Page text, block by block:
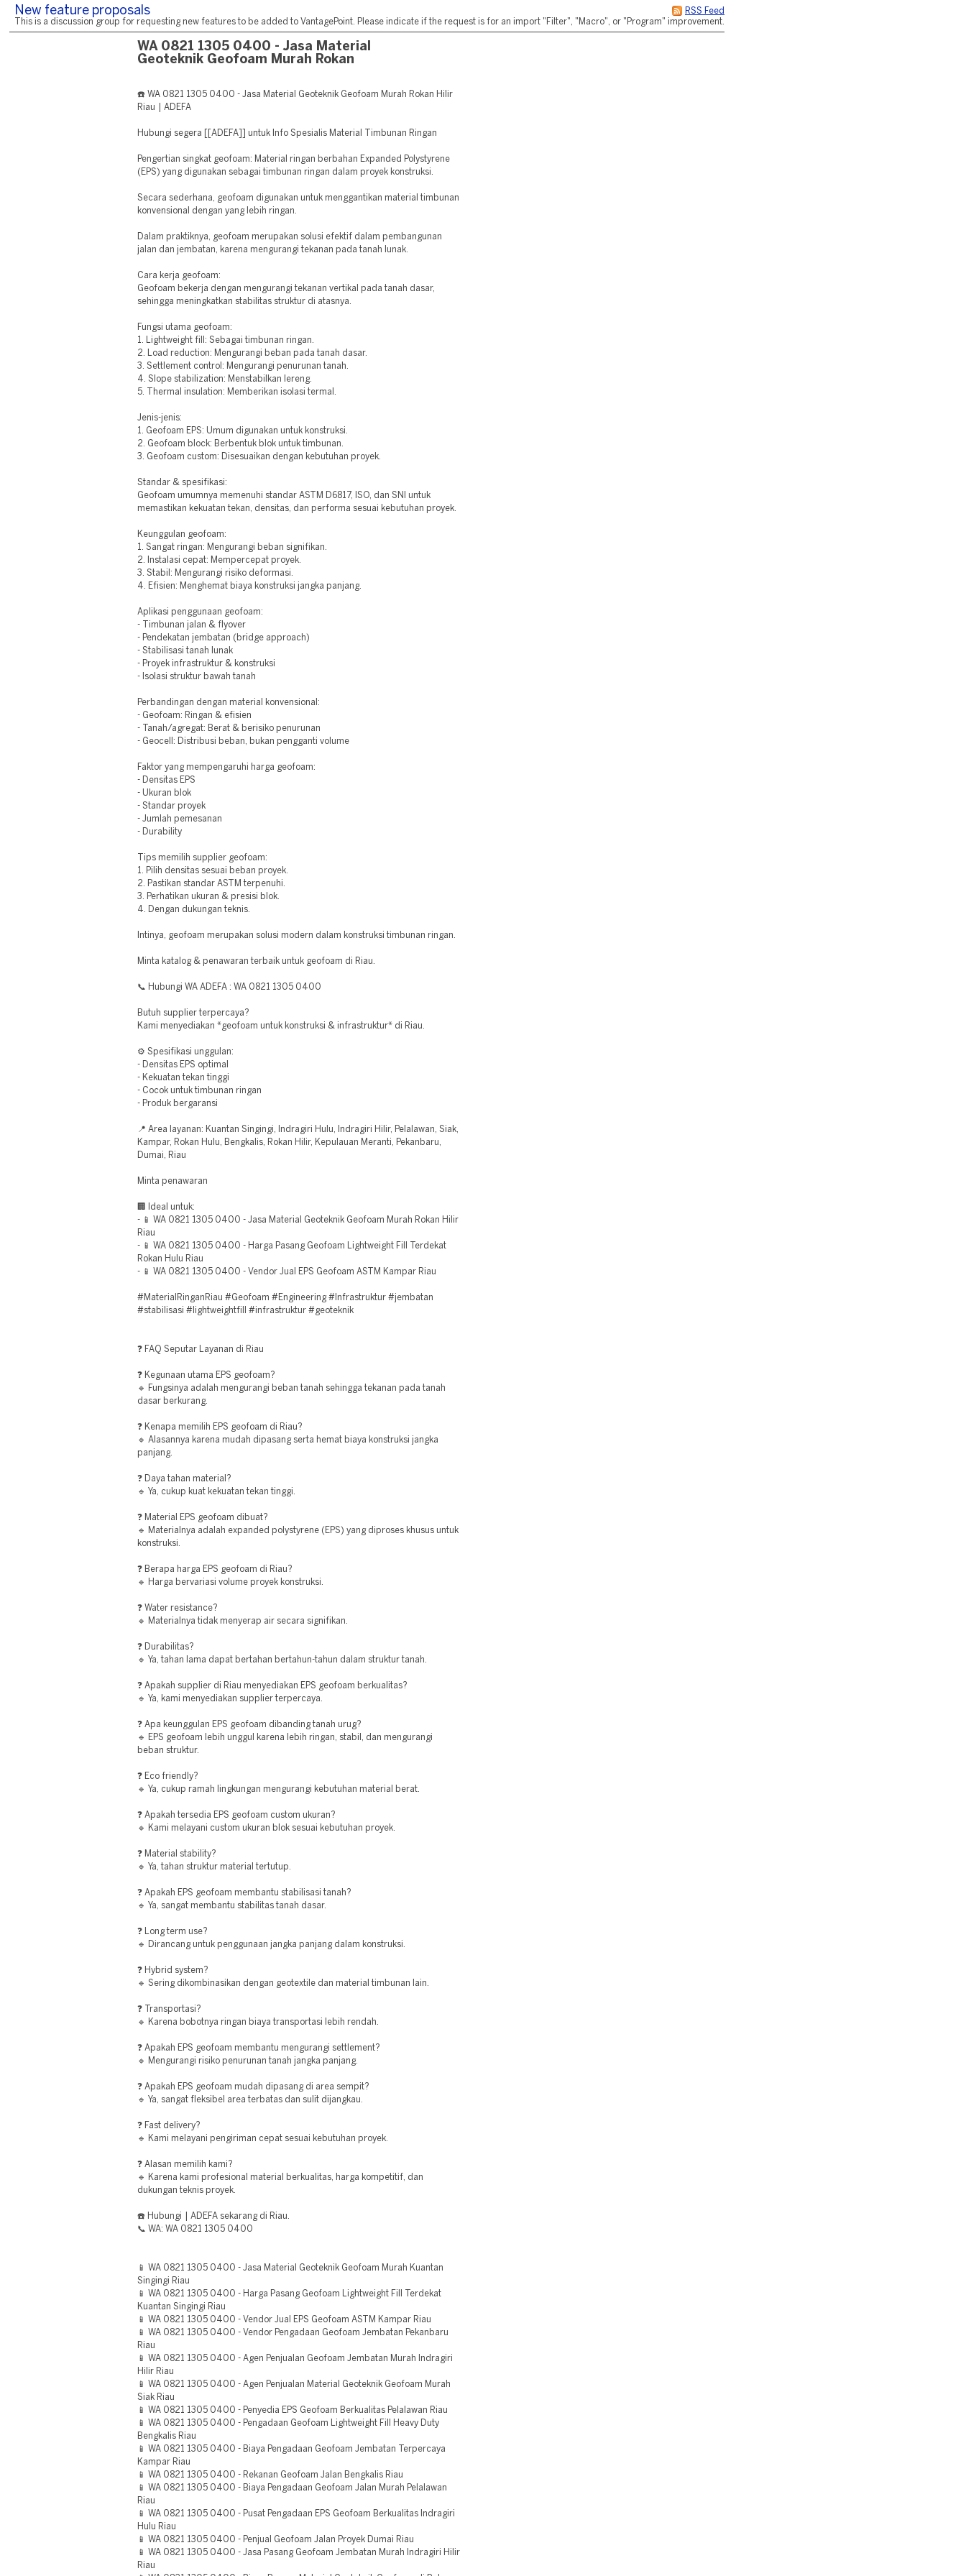
RSS Feed
New feature proposals
This is a discussion group for requesting new features to be added to VantagePoint. Please indicate if the request is for an import "Filter", "Macro", or "Program" improvement.
WA 0821 1305 0400 - Jasa Material
Geoteknik Geofoam Murah Rokan
☎️ WA 0821 1305 0400 - Jasa Material Geoteknik Geofoam Murah Rokan Hilir
Riau | ADEFA
Hubungi segera [[ADEFA]] untuk Info Spesialis Material Timbunan Ringan
Pengertian singkat geofoam: Material ringan berbahan Expanded Polystyrene
(EPS) yang digunakan sebagai timbunan ringan dalam proyek konstruksi.
Secara sederhana, geofoam digunakan untuk menggantikan material timbunan
konvensional dengan yang lebih ringan.
Dalam praktiknya, geofoam merupakan solusi efektif dalam pembangunan
jalan dan jembatan, karena mengurangi tekanan pada tanah lunak.
Cara kerja geofoam:
Geofoam bekerja dengan mengurangi tekanan vertikal pada tanah dasar,
sehingga meningkatkan stabilitas struktur di atasnya.
Fungsi utama geofoam:
1. Lightweight fill: Sebagai timbunan ringan.
2. Load reduction: Mengurangi beban pada tanah dasar.
3. Settlement control: Mengurangi penurunan tanah.
4. Slope stabilization: Menstabilkan lereng.
5. Thermal insulation: Memberikan isolasi termal.
Jenis-jenis:
1. Geofoam EPS: Umum digunakan untuk konstruksi.
2. Geofoam block: Berbentuk blok untuk timbunan.
3. Geofoam custom: Disesuaikan dengan kebutuhan proyek.
Standar & spesifikasi:
Geofoam umumnya memenuhi standar ASTM D6817, ISO, dan SNI untuk
memastikan kekuatan tekan, densitas, dan performa sesuai kebutuhan proyek.
Keunggulan geofoam:
1. Sangat ringan: Mengurangi beban signifikan.
2. Instalasi cepat: Mempercepat proyek.
3. Stabil: Mengurangi risiko deformasi.
4. Efisien: Menghemat biaya konstruksi jangka panjang.
Aplikasi penggunaan geofoam:
- Timbunan jalan & flyover
- Pendekatan jembatan (bridge approach)
- Stabilisasi tanah lunak
- Proyek infrastruktur & konstruksi
- Isolasi struktur bawah tanah
Perbandingan dengan material konvensional:
- Geofoam: Ringan & efisien
- Tanah/agregat: Berat & berisiko penurunan
- Geocell: Distribusi beban, bukan pengganti volume
Faktor yang mempengaruhi harga geofoam:
- Densitas EPS
- Ukuran blok
- Standar proyek
- Jumlah pemesanan
- Durability
Tips memilih supplier geofoam:
1. Pilih densitas sesuai beban proyek.
2. Pastikan standar ASTM terpenuhi.
3. Perhatikan ukuran & presisi blok.
4. Dengan dukungan teknis.
Intinya, geofoam merupakan solusi modern dalam konstruksi timbunan ringan.
Minta katalog & penawaran terbaik untuk geofoam di Riau.
📞 Hubungi WA ADEFA : WA 0821 1305 0400
Butuh supplier terpercaya?
Kami menyediakan *geofoam untuk konstruksi & infrastruktur* di Riau.
⚙️ Spesifikasi unggulan:
- Densitas EPS optimal
- Kekuatan tekan tinggi
- Cocok untuk timbunan ringan
- Produk bergaransi
📍 Area layanan: Kuantan Singingi, Indragiri Hulu, Indragiri Hilir, Pelalawan, Siak,
Kampar, Rokan Hulu, Bengkalis, Rokan Hilir, Kepulauan Meranti, Pekanbaru,
Dumai, Riau
Minta penawaran
🏢 Ideal untuk:
- 📱 WA 0821 1305 0400 - Jasa Material Geoteknik Geofoam Murah Rokan Hilir
Riau
- 📱 WA 0821 1305 0400 - Harga Pasang Geofoam Lightweight Fill Terdekat
Rokan Hulu Riau
- 📱 WA 0821 1305 0400 - Vendor Jual EPS Geofoam ASTM Kampar Riau
#MaterialRinganRiau #Geofoam #Engineering #Infrastruktur #jembatan
#stabilisasi #lightweightfill #infrastruktur #geoteknik
❓ FAQ Seputar Layanan di Riau
❓ Kegunaan utama EPS geofoam?
🔹 Fungsinya adalah mengurangi beban tanah sehingga tekanan pada tanah
dasar berkurang.
❓ Kenapa memilih EPS geofoam di Riau?
🔹 Alasannya karena mudah dipasang serta hemat biaya konstruksi jangka
panjang.
❓ Daya tahan material?
🔹 Ya, cukup kuat kekuatan tekan tinggi.
❓ Material EPS geofoam dibuat?
🔹 Materialnya adalah expanded polystyrene (EPS) yang diproses khusus untuk
konstruksi.
❓ Berapa harga EPS geofoam di Riau?
🔹 Harga bervariasi volume proyek konstruksi.
❓ Water resistance?
🔹 Materialnya tidak menyerap air secara signifikan.
❓ Durabilitas?
🔹 Ya, tahan lama dapat bertahan bertahun-tahun dalam struktur tanah.
❓ Apakah supplier di Riau menyediakan EPS geofoam berkualitas?
🔹 Ya, kami menyediakan supplier terpercaya.
❓ Apa keunggulan EPS geofoam dibanding tanah urug?
🔹 EPS geofoam lebih unggul karena lebih ringan, stabil, dan mengurangi
beban struktur.
❓ Eco friendly?
🔹 Ya, cukup ramah lingkungan mengurangi kebutuhan material berat.
❓ Apakah tersedia EPS geofoam custom ukuran?
🔹 Kami melayani custom ukuran blok sesuai kebutuhan proyek.
❓ Material stability?
🔹 Ya, tahan struktur material tertutup.
❓ Apakah EPS geofoam membantu stabilisasi tanah?
🔹 Ya, sangat membantu stabilitas tanah dasar.
❓ Long term use?
🔹 Dirancang untuk penggunaan jangka panjang dalam konstruksi.
❓ Hybrid system?
🔹 Sering dikombinasikan dengan geotextile dan material timbunan lain.
❓ Transportasi?
🔹 Karena bobotnya ringan biaya transportasi lebih rendah.
❓ Apakah EPS geofoam membantu mengurangi settlement?
🔹 Mengurangi risiko penurunan tanah jangka panjang.
❓ Apakah EPS geofoam mudah dipasang di area sempit?
🔹 Ya, sangat fleksibel area terbatas dan sulit dijangkau.
❓ Fast delivery?
🔹 Kami melayani pengiriman cepat sesuai kebutuhan proyek.
❓ Alasan memilih kami?
🔹 Karena kami profesional material berkualitas, harga kompetitif, dan
dukungan teknis proyek.
☎️ Hubungi | ADEFA sekarang di Riau.
📞 WA: WA 0821 1305 0400
📱 WA 0821 1305 0400 - Jasa Material Geoteknik Geofoam Murah Kuantan
Singingi Riau
📱 WA 0821 1305 0400 - Harga Pasang Geofoam Lightweight Fill Terdekat
Kuantan Singingi Riau
📱 WA 0821 1305 0400 - Vendor Jual EPS Geofoam ASTM Kampar Riau
📱 WA 0821 1305 0400 - Vendor Pengadaan Geofoam Jembatan Pekanbaru
Riau
📱 WA 0821 1305 0400 - Agen Penjualan Geofoam Jembatan Murah Indragiri
Hilir Riau
📱 WA 0821 1305 0400 - Agen Penjualan Material Geoteknik Geofoam Murah
Siak Riau
📱 WA 0821 1305 0400 - Penyedia EPS Geofoam Berkualitas Pelalawan Riau
📱 WA 0821 1305 0400 - Pengadaan Geofoam Lightweight Fill Heavy Duty
Bengkalis Riau
📱 WA 0821 1305 0400 - Biaya Pengadaan Geofoam Jembatan Terpercaya
Kampar Riau
📱 WA 0821 1305 0400 - Rekanan Geofoam Jalan Bengkalis Riau
📱 WA 0821 1305 0400 - Biaya Pengadaan Geofoam Jalan Murah Pelalawan
Riau
📱 WA 0821 1305 0400 - Pusat Pengadaan EPS Geofoam Berkualitas Indragiri
Hulu Riau
📱 WA 0821 1305 0400 - Penjual Geofoam Jalan Proyek Dumai Riau
📱 WA 0821 1305 0400 - Jasa Pasang Geofoam Jembatan Murah Indragiri Hilir
Riau